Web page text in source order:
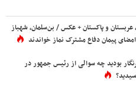
عربستان و پاکستان + عکس / بن‌سلمان، شهباز
پیمان دفاع مشترک نماز خواندند
بودید چه سوالی از رئیس جمهور در